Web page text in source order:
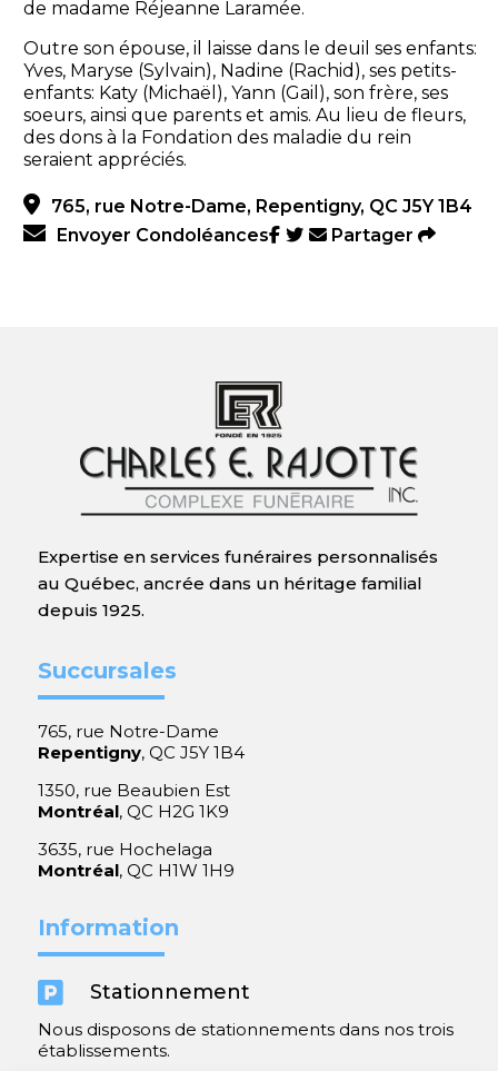
de madame Réjeanne Laramée.
Outre son épouse, il laisse dans le deuil ses enfants:
Yves, Maryse (Sylvain), Nadine (Rachid), ses petits-
enfants: Katy (Michaël), Yann (Gail), son frère, ses
soeurs, ainsi que parents et amis. Au lieu de fleurs,
des dons à la Fondation des maladie du rein
seraient appréciés.
765, rue Notre-Dame, Repentigny, QC J5Y 1B4
Envoyer Condoléances
Partager
Expertise en services funéraires personnalisés
au Québec, ancrée dans un héritage familial
depuis 1925.
Succursales
765, rue Notre-Dame
Repentigny, QC J5Y 1B4
1350, rue Beaubien Est
Montréal, QC H2G 1K9
3635, rue Hochelaga
Montréal, QC H1W 1H9
Information
 Stationnement
Nous disposons de stationnements dans nos trois
établissements.